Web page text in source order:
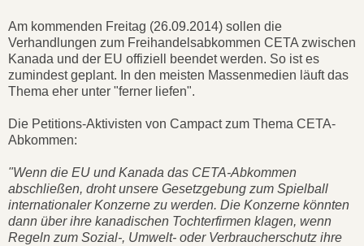
Am kommenden Freitag (26.09.2014) sollen die
Verhandlungen zum Freihandelsabkommen CETA zwischen
Kanada und der EU offiziell beendet werden. So ist es
zumindest geplant. In den meisten Massenmedien läuft das
Thema eher unter "ferner liefen".
Die Petitions-Aktivisten von Campact zum Thema CETA-
Abkommen:
"Wenn die EU und Kanada das CETA-Abkommen
abschließen, droht unsere Gesetzgebung zum Spielball
internationaler Konzerne zu werden. Die Konzerne könnten
dann über ihre kanadischen Tochterfirmen klagen, wenn
Regeln zum Sozial-, Umwelt- oder Verbraucherschutz ihre